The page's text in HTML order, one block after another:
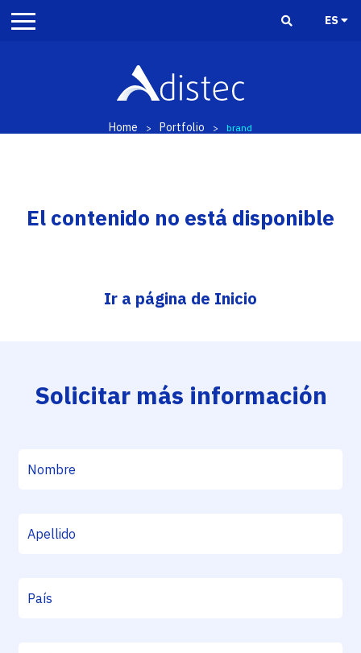
ES
Home > Portfolio > brand
El contenido no está disponible
Ir a página de Inicio
Solicitar más información